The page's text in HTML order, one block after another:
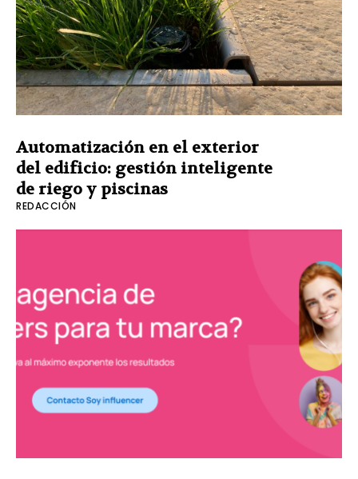
Automatización en el exterior
del edificio: gestión inteligente
de riego y piscinas
REDACCIÓN